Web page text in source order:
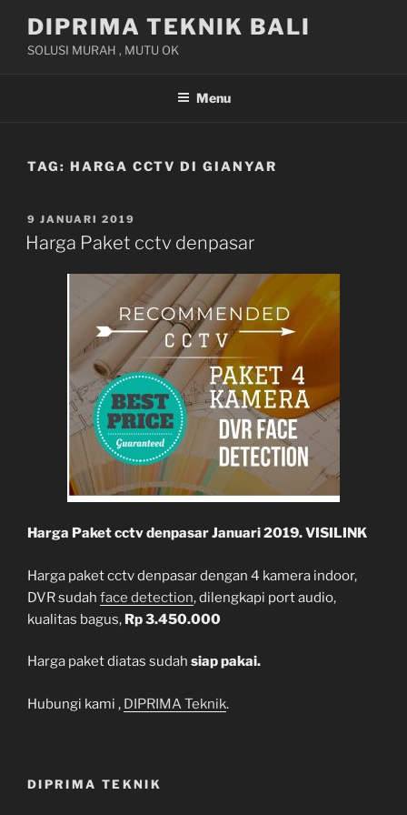
content
DIPRIMA TEKNIK BALI
SOLUSI MURAH , MUTU OK
Menu
TAG: HARGA CCTV DI GIANYAR
POSTED
ON
9 JANUARI 2019
Harga Paket cctv denpasar
Harga Paket cctv denpasar Januari 2019. VISILINK
Harga paket cctv denpasar dengan 4 kamera indoor,
DVR sudah face detection, dilengkapi port audio,
kualitas bagus, Rp 3.450.000
Harga paket diatas sudah siap pakai.
Hubungi kami , DIPRIMA Teknik.
DIPRIMA TEKNIK